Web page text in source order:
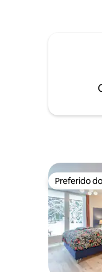
clássicos
Preferido
Preferido